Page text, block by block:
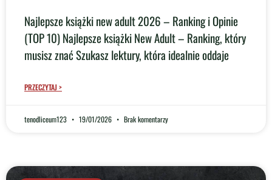
Najlepsze książki new adult 2026 – Ranking i Opinie
(TOP 10) Najlepsze książki New Adult – Ranking, który
musisz znać Szukasz lektury, która idealnie oddaje
PRZECZYTAJ >
tenodliceum123 19/01/2026 Brak komentarzy